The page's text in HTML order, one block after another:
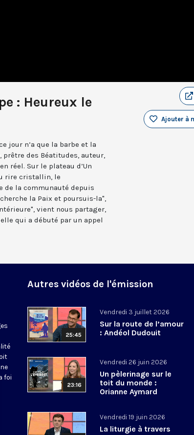
: Heureux le
Ajouter à
jour n’a que la barbe et la
des Béatitudes, auteur,
réel. Sur le plateau d’Un
rire cristallin, le
de la communauté depuis
la Paix et poursuis-la",
vient nous partager,
qui a débuté par un appel
foi
Autres vidéos de l'émission
25:45
Vendredi 3 juillet 2026
Sur la route de l’amour
: Andéol Dudouit
23:16
Vendredi 26 juin 2026
Un pèlerinage sur le
toit du monde :
Orianne Aymard
Vendredi 19 juin 2026
La liturgie à travers